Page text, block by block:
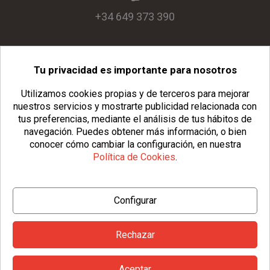
+34 649 373 390
info@usopack.com
© Copyright 2026 Usopack® | Aviso Legal
| Política de Cookies| Configurar Cookies |
Condiciones Generales
Tu privacidad es importante para nosotros
Utilizamos cookies propias y de terceros para mejorar
nuestros servicios y mostrarte publicidad relacionada con
tus preferencias, mediante el análisis de tus hábitos de
navegación. Puedes obtener más información, o bien
conocer cómo cambiar la configuración, en nuestra
Política de Cookies.
Configurar
Rechazar